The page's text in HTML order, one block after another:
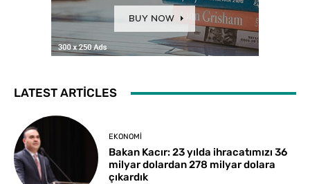
LATEST ARTICLES
EKONOMI
Bakan Kacır: 23 yılda ihracatımızı 36
milyar dolardan 278 milyar dolara
çıkardık